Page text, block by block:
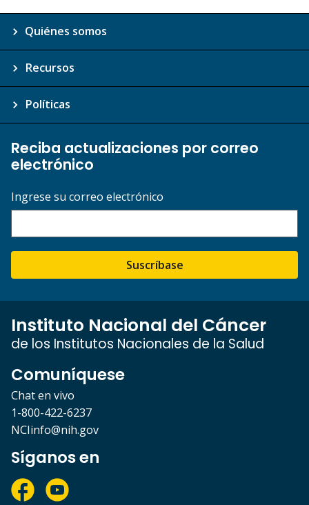
Quiénes somos
Recursos
Políticas
Reciba actualizaciones por correo
electrónico
Ingrese su correo electrónico
Suscríbase
Instituto Nacional del Cáncer
de los Institutos Nacionales de la Salud
Comuníquese
Chat en vivo
1-800-422-6237
NCIinfo@nih.gov
Síganos en